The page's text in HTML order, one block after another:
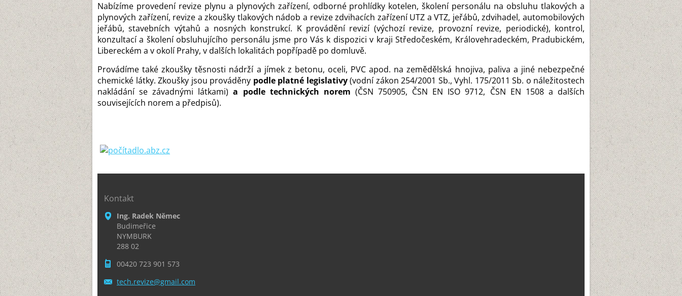
Nabízíme provedení revize plynu a plynových zařízení, odborné prohlídky kotelen, školení personálu na obsluhu tlakových a
plynových zařízení, revize a zkoušky tlakových nádob a revize zdvihacích zařízení UTZ a VTZ, jeřábů, zdvihadel, automobilových
jeřábů, stavebních výtahů a nosných konstrukcí. K provádění revizí (výchozí revize, provozní revize, periodické), kontrol,
konzultací a školení obsluhujícího personálu jsme pro Vás k dispozici v kraji Středočeském, Královehradeckém, Pradubickém,
Libereckém a v okolí Prahy, v dalších lokalitách popřípadě po domluvě.
Provádíme také zkoušky těsnosti nádrží a jímek z betonu, oceli, PVC apod. na zemědělská hnojiva, paliva a jiné nebezpečné
chemické látky. Zkoušky jsou prováděny podle platné legislativy(vodní zákon 254/2001 Sb., Vyhl. 175/2011 Sb. o náležitostech
nakládání se závadnými látkami) a podle technických norem (ČSN 750905, ČSN EN ISO 9712, ČSN EN 1508 a dalších
souvisejících norem a předpisů).
Kontakt
Ing. Radek Němec
Budimeřice
NYMBURK
288 02
00420 723 901 573
tech.revize@gmail.com